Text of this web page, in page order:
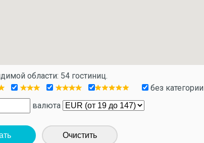
области: 54 гостиниц.
без категории
валюта
Очистить